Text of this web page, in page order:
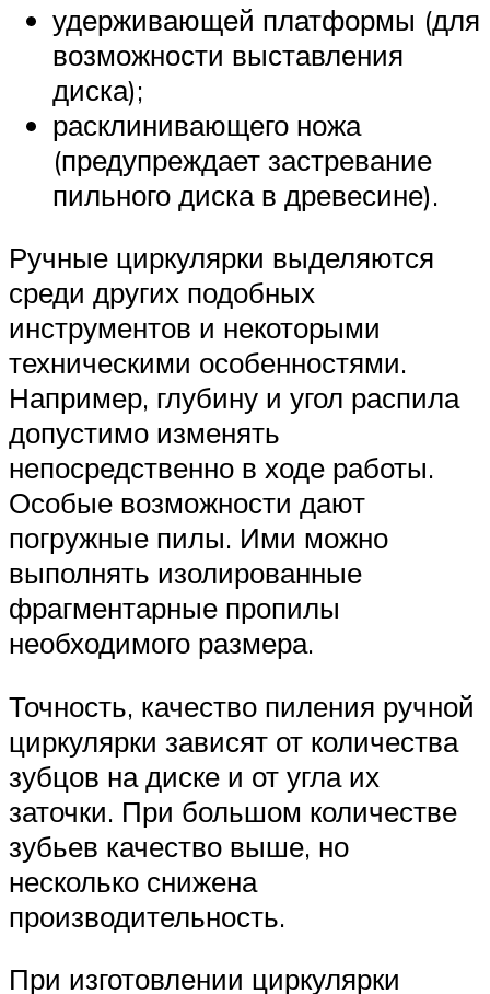
удерживающей платформы (для
возможности выставления
диска);
расклинивающего ножа
(предупреждает застревание
пильного диска в древесине).
Ручные циркулярки выделяются
среди других подобных
инструментов и некоторыми
техническими особенностями.
Например, глубину и угол распила
допустимо изменять
непосредственно в ходе работы.
Особые возможности дают
погружные пилы. Ими можно
выполнять изолированные
фрагментарные пропилы
необходимого размера.
Точность, качество пиления ручной
циркулярки зависят от количества
зубцов на диске и от угла их
заточки. При большом количестве
зубьев качество выше, но
несколько снижена
производительность.
При изготовлении циркулярки